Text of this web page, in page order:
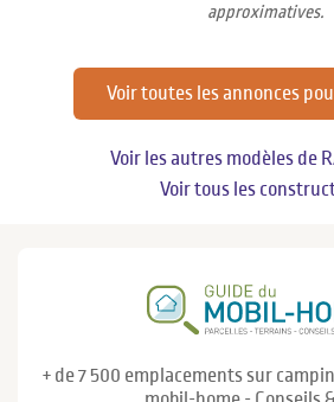
approximatives.
Voir toutes les annonces
Voir les autres modèles de
Voir tous les
+ de 7 500 emplacements sur